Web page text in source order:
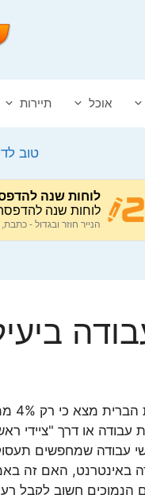
אוכל תיירות
טוב
או דרך "ציידי
באינטרנט, האם זה
חשוב לקבל